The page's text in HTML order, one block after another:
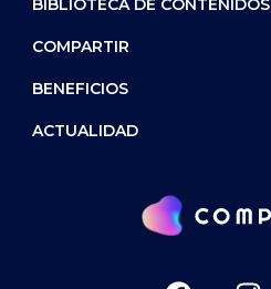
BIBLIOTECA DE CONTENIDOS
COMPARTIR
BENEFICIOS
ACTUALIDAD